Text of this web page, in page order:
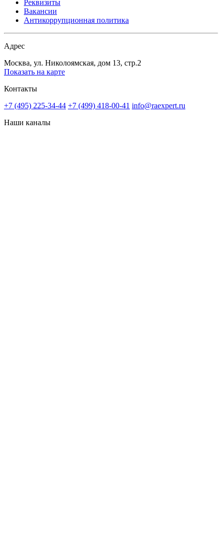
Реквизиты
Вакансии
Антикоррупционная политика
Адрес
Москва, ул. Николоямская, дом 13, стр.2
Показать на карте
Контакты
+7 (495) 225-34-44 +7 (499) 418-00-41 info@raexpert.ru
Наши каналы